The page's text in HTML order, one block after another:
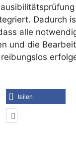
Dadurch
alle
und die
teilen